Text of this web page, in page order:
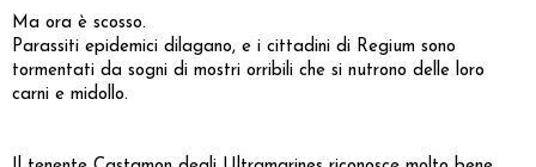
Ma ora è scosso.
Parassiti epidemici dilagano, e i cittadini di Regium sono
tormentati da sogni di mostri orribili che si nutrono delle loro
carni e midollo.